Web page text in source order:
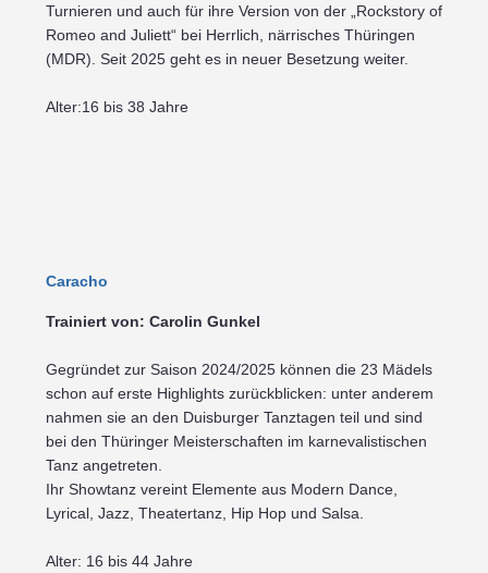
Turnieren und auch für ihre Version von der „Rockstory of
Romeo and Juliett“ bei Herrlich, närrisches Thüringen
(MDR). Seit 2025 geht es in neuer Besetzung weiter.
Alter:16 bis 38 Jahre
Caracho
Trainiert von: Carolin Gunkel
Gegründet zur Saison 2024/2025 können die 23 Mädels
schon auf erste Highlights zurückblicken: unter anderem
nahmen sie an den Duisburger Tanztagen teil und sind
bei den Thüringer Meisterschaften im karnevalistischen
Tanz angetreten.
Ihr Showtanz vereint Elemente aus Modern Dance,
Lyrical, Jazz, Theatertanz, Hip Hop und Salsa.
Alter: 16 bis 44 Jahre